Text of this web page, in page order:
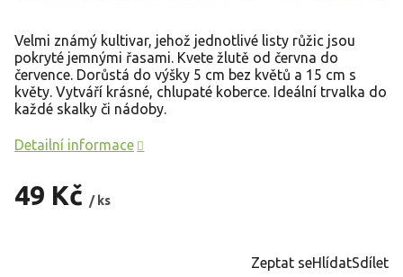
49 Kč / ks
Velmi známý kultivar, jehož jednotlivé listy růžic jsou
pokryté jemnými řasami. Kvete žlutě od června do
července. Dorůstá do výšky 5 cm bez květů a 15 cm s
květy. Vytváří krásné, chlupaté koberce. Ideální trvalka do
každé skalky či nádoby.
Detailní informace
Zeptat seHlídatSdílet